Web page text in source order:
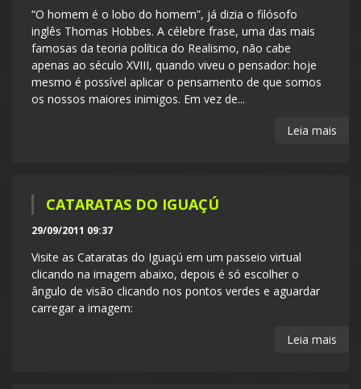
“O homem é o lobo do homem”, já dizia o filósofo
inglês Thomas Hobbes. A célebre frase, uma das mais
famosas da teoria política do Realismo, não cabe
apenas ao século XVIII, quando viveu o pensador: hoje
mesmo é possível aplicar o pensamento de que somos
os nossos maiores inimigos. Em vez de...
Leia mais
CATARATAS DO IGUAÇÚ
29/09/2011 09:37
Visite as Cataratas do Iguaçú em um passeio virtual
clicando na imagem abaixo, depois é só escolher o
ângulo de visão clicando nos pontos verdes e aguardar
carregar a imagem:
Leia mais